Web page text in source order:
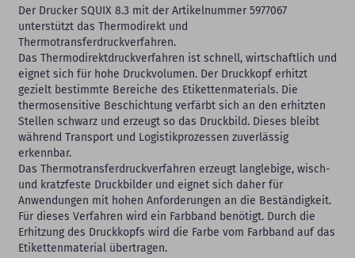
Der Drucker SQUIX 8.3 mit der Artikelnummer 5977067
unterstützt das Thermodirekt und
Thermotransferdruckverfahren.
Das Thermodirektdruckverfahren ist schnell, wirtschaftlich und
eignet sich für hohe Druckvolumen. Der Druckkopf erhitzt
gezielt bestimmte Bereiche des Etikettenmaterials. Die
thermosensitive Beschichtung verfärbt sich an den erhitzten
Stellen schwarz und erzeugt so das Druckbild. Dieses bleibt
während Transport und Logistikprozessen zuverlässig
erkennbar.
Das Thermotransferdruckverfahren erzeugt langlebige, wisch-
und kratzfeste Druckbilder und eignet sich daher für
Anwendungen mit hohen Anforderungen an die Beständigkeit.
Für dieses Verfahren wird ein Farbband benötigt. Durch die
Erhitzung des Druckkopfs wird die Farbe vom Farbband auf das
Etikettenmaterial übertragen.